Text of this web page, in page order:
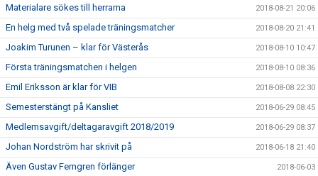
Materialare sökes till herrarna 2018-08-21 20:06
En helg med två spelade träningsmatcher 2018-08-20 21:41
Joakim Turunen – klar för Västerås 2018-08-10 10:47
Första träningsmatchen i helgen 2018-08-10 08:36
Emil Eriksson är klar för VIB 2018-08-08 22:30
Semesterstängt på Kansliet 2018-06-29 08:45
Medlemsavgift/deltagaravgift 2018/2019 2018-06-29 08:37
Johan Nordström har skrivit på 2018-06-18 21:40
Även Gustav Ferngren förlänger 2018-06-03